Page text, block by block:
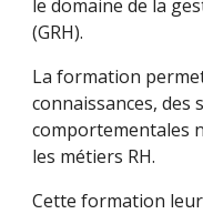
le domaine de la
(GRH).
La formation
connaissances, des
comportementales
les métiers RH.
Cette formation